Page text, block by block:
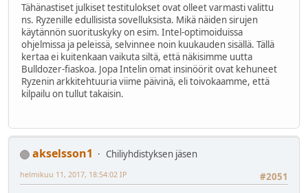
Tähänastiset julkiset testitulokset ovat olleet varmasti valittu
ns. Ryzenille edullisista sovelluksista. Mikä näiden sirujen
käytännön suorituskyky on esim. Intel-optimoiduissa
ohjelmissa ja peleissä, selvinnee noin kuukauden sisällä. Tällä
kertaa ei kuitenkaan vaikuta siltä, että näkisimme uutta
Bulldozer-fiaskoa. Jopa Intelin omat insinöörit ovat kehuneet
Ryzenin arkkitehtuuria viime päivinä, eli toivokaamme, että
kilpailu on tullut takaisin.
akselsson1
Chiliyhdistyksen jäsen
#2051
helmikuu 11, 2017, 18:54:02 IP